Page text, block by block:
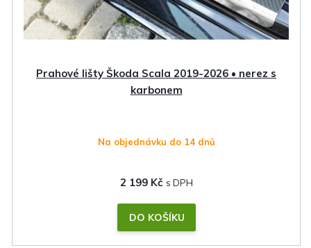
Prahové lišty Škoda Scala 2019-2026 • nerez s
karbonem
Na objednávku do 14 dnů
2 199 Kč
DO KOŠÍKU